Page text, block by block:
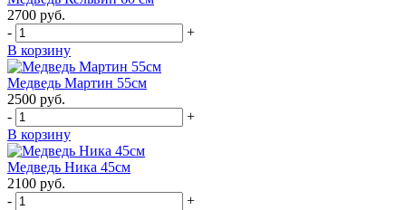
2700 руб.
-
+
В корзину
Медведь Мартин 55см
2500 руб.
-
+
В корзину
Медведь Ника 45см
2100 руб.
-
+